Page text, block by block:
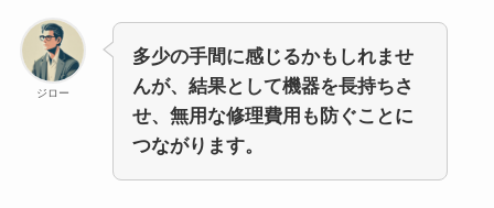
ジロー
多少の手間に感じるかもしれませ
んが、結果として機器を長持ちさ
せ、無用な修理費用も防ぐことに
つながります。